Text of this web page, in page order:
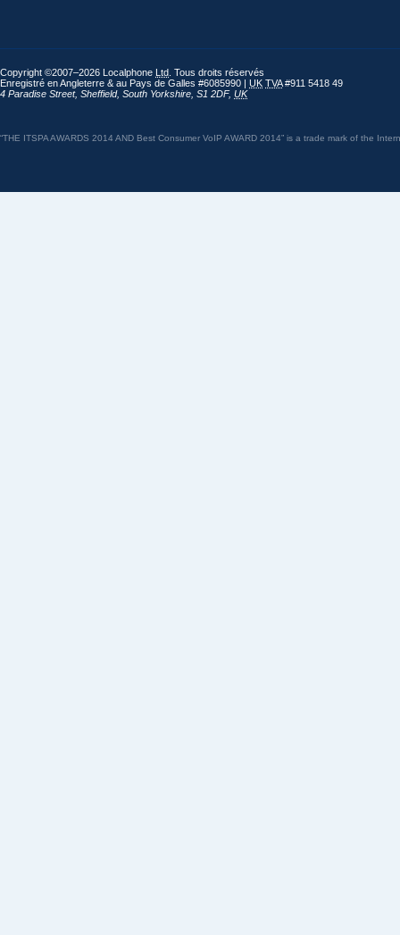
Copyright ©2007–2026 Localphone Ltd . Tous droits réservés
Enregistré en Angleterre & au Pays de Galles #6085990 | UK TVA#911 5418 49
4 Paradise Street, Sheffield, South Yorkshire S1 2DF, UK
“THE ITSPA AWARDS 2014 AND Best Consumer VoIP AWARD 2014” is a trade mark of the